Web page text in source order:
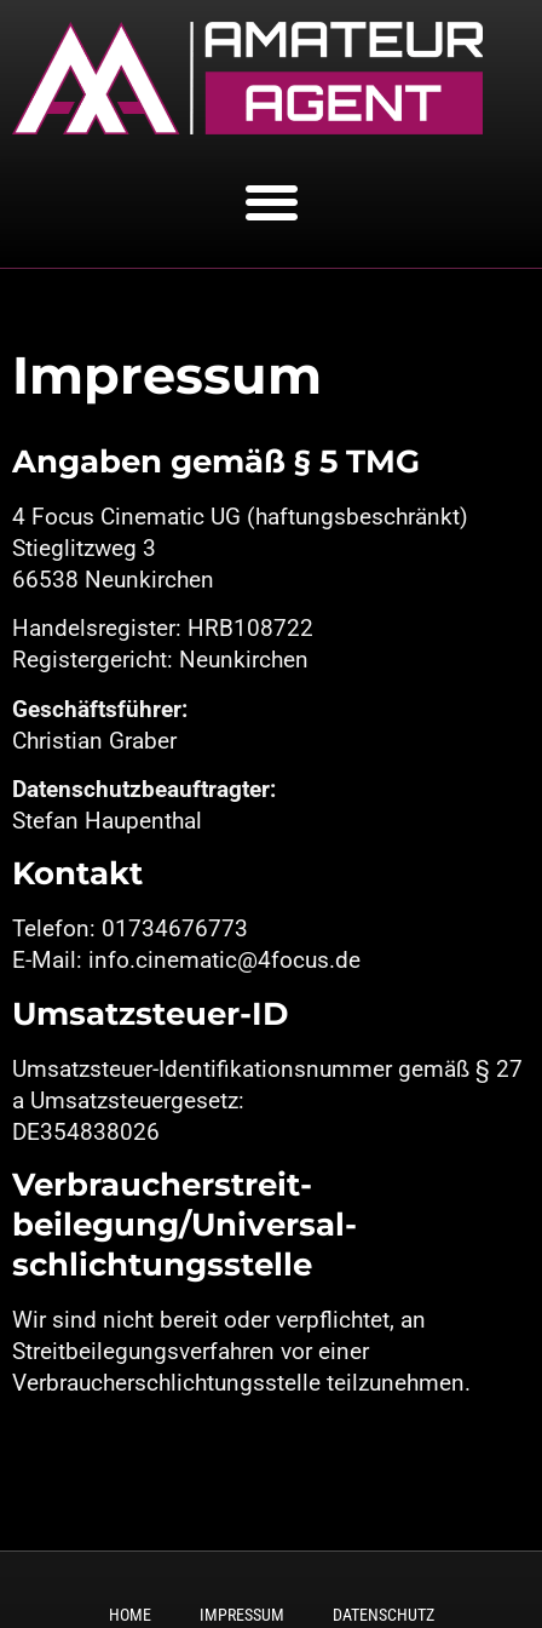
Impressum
Angaben gemäß § 5 TMG
4 Focus Cinematic UG (haftungsbeschränkt)
Stieglitzweg 3
66538 Neunkirchen
Handelsregister: HRB108722
Registergericht: Neunkirchen
Geschäftsführer:
Christian Graber
Datenschutzbeauftragter:
Stefan Haupenthal
Kontakt
Telefon: 01734676773
E-Mail: info.cinematic@4focus.de
Umsatzsteuer-ID
Umsatzsteuer-Identifikationsnummer gemäß § 27
a Umsatzsteuergesetz:
DE354838026
Verbraucher­streit­
beilegung/Universal­
schlichtungs­stelle
Wir sind nicht bereit oder verpflichtet, an
Streitbeilegungsverfahren vor einer
Verbraucherschlichtungsstelle teilzunehmen.
HOME IMPRESSUM DATENSCHUTZ